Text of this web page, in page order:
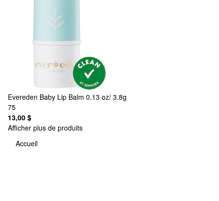
Evereden Baby Lip Balm 0.13 oz/ 3.8g
75
13,00 $
Afficher plus de produits
Accueil